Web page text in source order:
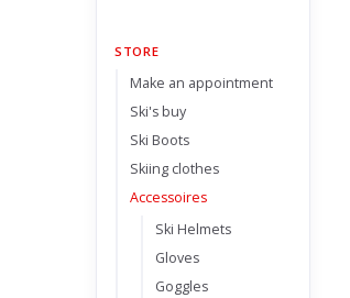
STORE
Make an appointment
Ski's buy
Ski Boots
Skiing clothes
Accessoires
Ski Helmets
Gloves
Goggles